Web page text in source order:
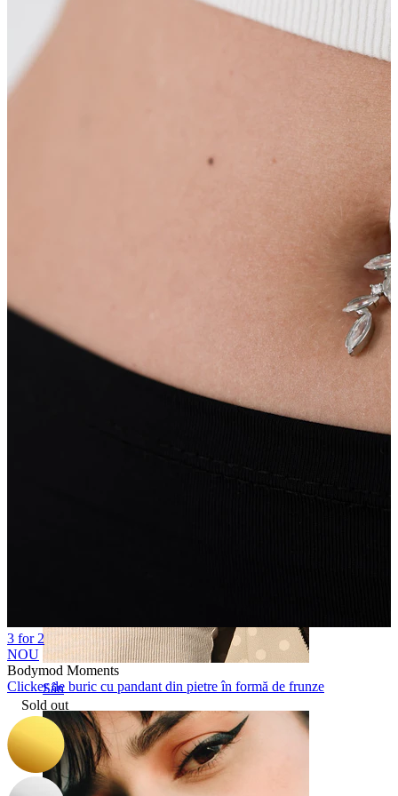
Sân
3 for 2
NOU
Bodymod Moments
Clicker de buric cu pandant din pietre în formă de frunze
Sold out